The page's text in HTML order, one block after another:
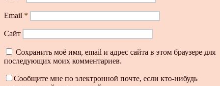
Email *
Сайт
Сохранить моё имя, email и адрес сайта в этом браузере для
последующих моих комментариев.
Сообщите мне по электронной почте, если кто-нибудь